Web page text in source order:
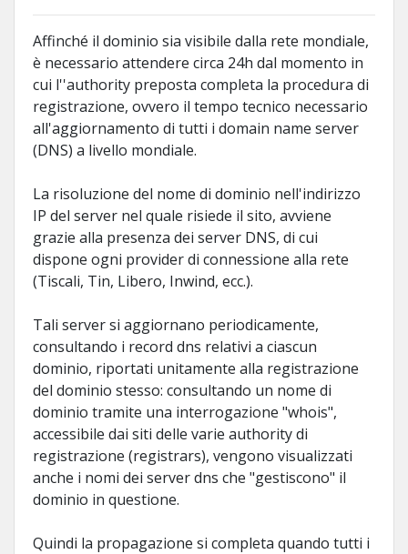
Affinché il dominio sia visibile dalla rete mondiale,
è necessario attendere circa 24h dal momento in
cui l''authority preposta completa la procedura di
registrazione, ovvero il tempo tecnico necessario
all'aggiornamento di tutti i domain name server
(DNS) a livello mondiale.
La risoluzione del nome di dominio nell'indirizzo
IP del server nel quale risiede il sito, avviene
grazie alla presenza dei server DNS, di cui
dispone ogni provider di connessione alla rete
(Tiscali, Tin, Libero, Inwind, ecc.).
Tali server si aggiornano periodicamente,
consultando i record dns relativi a ciascun
dominio, riportati unitamente alla registrazione
del dominio stesso: consultando un nome di
dominio tramite una interrogazione "whois",
accessibile dai siti delle varie authority di
registrazione (registrars), vengono visualizzati
anche i nomi dei server dns che "gestiscono" il
dominio in questione.
Quindi la propagazione si completa quando tutti i